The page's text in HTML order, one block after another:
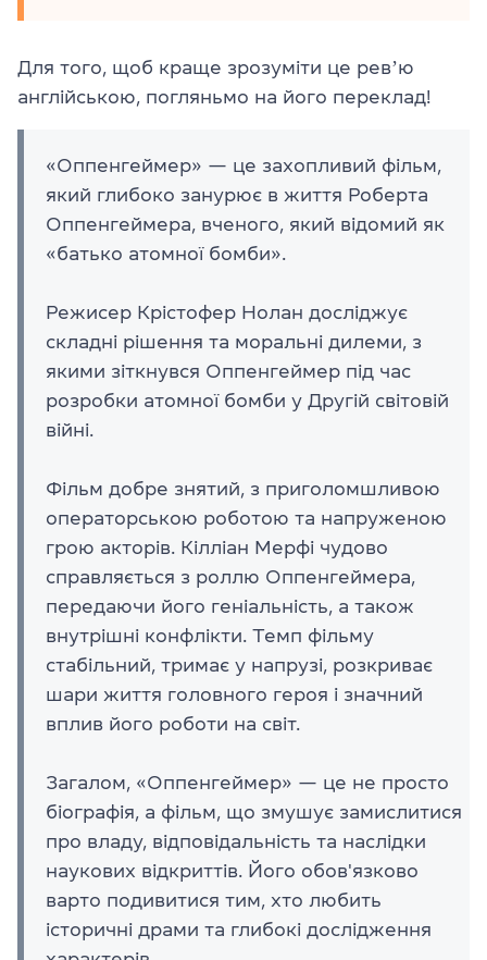
Для того, щоб краще зрозуміти це ревʼю
англійською, погляньмо на його переклад!
«Оппенгеймер» — це захопливий фільм,
який глибоко занурює в життя Роберта
Оппенгеймера, вченого, який відомий як
«батько атомної бомби».
Режисер Крістофер Нолан досліджує
складні рішення та моральні дилеми, з
якими зіткнувся Оппенгеймер під час
розробки атомної бомби у Другій світовій
війні.
Фільм добре знятий, з приголомшливою
операторською роботою та напруженою
грою акторів. Кілліан Мерфі чудово
справляється з роллю Оппенгеймера,
передаючи його геніальність, а також
внутрішні конфлікти. Темп фільму
стабільний, тримає у напрузі, розкриває
шари життя головного героя і значний
вплив його роботи на світ.
Загалом, «Оппенгеймер» — це не просто
біографія, а фільм, що змушує замислитися
про владу, відповідальність та наслідки
наукових відкриттів. Його обов'язково
варто подивитися тим, хто любить
історичні драми та глибокі дослідження